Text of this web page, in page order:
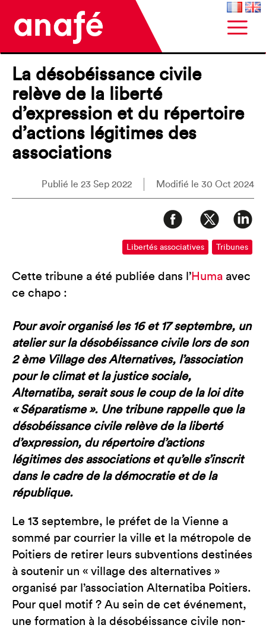
La désobéissance civile
relève de la liberté
d’expression et du répertoire
d’actions légitimes des
associations
Publié le 23 Sep 2022 Modifié le 30 Oct 2024
Libertés associatives Tribunes
Cette tribune a été publiée dans l’Huma avec
ce chapo :
Pour avoir organisé les 16 et 17 septembre, un
atelier sur la désobéissance civile lors de son
2 ème Village des Alternatives, l’association
pour le climat et la justice sociale,
Alternatiba, serait sous le coup de la loi dite
« Séparatisme ». Une tribune rappelle que la
désobéissance civile relève de la liberté
d’expression, du répertoire d’actions
légitimes des associations et qu’elle s’inscrit
dans le cadre de la démocratie et de la
république.
Le 13 septembre, le préfet de la Vienne a
sommé par courrier la ville et la métropole de
Poitiers de retirer leurs subventions destinées
à soutenir un « village des alternatives »
organisé par l’association Alternatiba Poitiers.
Pour quel motif ? Au sein de cet événement,
une formation à la désobéissance civile non-